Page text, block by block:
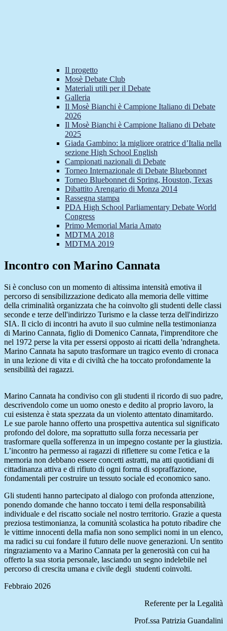
Il progetto
Mosè Debate Club
Materiali utili per il Debate
Galleria
Il Mosè Bianchi è Campione Italiano di Debate
2026
Il Mosè Bianchi è Campione Italiano di Debate
2025
Giada Gambino: la migliore oratrice d’Italia nella
sezione High School English
Campionati nazionali di Debate
Torneo Internazionale di Debate Bluebonnet
Torneo Bluebonnet di Spring, Houston, Texas
Dibattito Arengario di Monza 2014
Rassegna stampa
PDA High School Parliamentary Debate World
Congress
Primo Memorial Maria Amato
MDTMA 2018
MDTMA 2019
Incontro con Marino Cannata
Si è concluso con un momento di altissima intensità emotiva il
percorso di sensibilizzazione dedicato alla memoria delle vittime
della criminalità organizzata che ha coinvolto gli studenti delle classi
seconde e terze dell'indirizzo Turismo e la classe terza dell'indirizzo
SIA. Il ciclo di incontri ha avuto il suo culmine nella testimonianza
di Marino Cannata, figlio di Domenico Cannata, l'imprenditore che
nel 1972 perse la vita per essersi opposto ai ricatti della 'ndrangheta.
Marino Cannata ha saputo trasformare un tragico evento di cronaca
in una lezione di vita e di civiltà che ha toccato profondamente la
sensibilità dei ragazzi.
Marino Cannata ha condiviso con gli studenti il ricordo di suo padre,
descrivendolo come un uomo onesto e dedito al proprio lavoro, la
cui esistenza è stata spezzata da un violento attentato dinamitardo.
Le sue parole hanno offerto una prospettiva autentica sul significato
profondo del dolore, ma soprattutto sulla forza necessaria per
trasformare quella sofferenza in un impegno costante per la giustizia.
L’incontro ha permesso ai ragazzi di riflettere su come l'etica e la
memoria non debbano essere concetti astratti, ma atti quotidiani di
cittadinanza attiva e di rifiuto di ogni forma di sopraffazione,
fondamentali per costruire un tessuto sociale ed economico sano.
Gli studenti hanno partecipato al dialogo con profonda attenzione,
ponendo domande che hanno toccato i temi della responsabilità
individuale e del riscatto sociale nel nostro territorio. Grazie a questa
preziosa testimonianza, la comunità scolastica ha potuto ribadire che
le vittime innocenti della mafia non sono semplici nomi in un elenco,
ma radici su cui fondare il futuro delle nuove generazioni. Un sentito
ringraziamento va a Marino Cannata per la generosità con cui ha
offerto la sua storia personale, lasciando un segno indelebile nel
percorso di crescita umana e civile degli studenti coinvolti.
Febbraio 2026
Referente per la Legalità
Prof.ssa Patrizia Guandalini